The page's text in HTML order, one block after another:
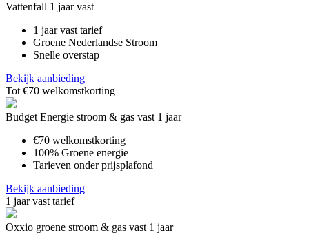
Vattenfall 1 jaar vast
1 jaar vast tarief
Groene Nederlandse Stroom
Snelle overstap
Bekijk aanbieding
Tot €70 welkomstkorting
Budget Energie stroom & gas vast 1 jaar
€70 welkomstkorting
100% Groene energie
Tarieven onder prijsplafond
Bekijk aanbieding
1 jaar vast tarief
Oxxio groene stroom & gas vast 1 jaar